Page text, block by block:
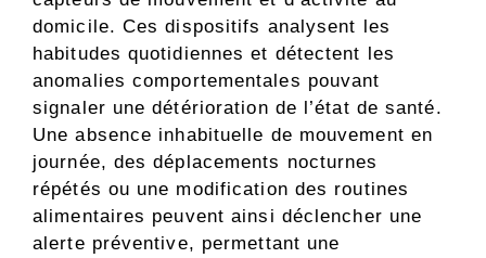
domicile. Ces dispositifs analysent les
habitudes quotidiennes et détectent les
anomalies comportementales pouvant
signaler une détérioration de l’état de santé.
Une absence inhabituelle de mouvement en
journée, des déplacements nocturnes
répétés ou une modification des routines
alimentaires peuvent ainsi déclencher une
alerte préventive, permettant une